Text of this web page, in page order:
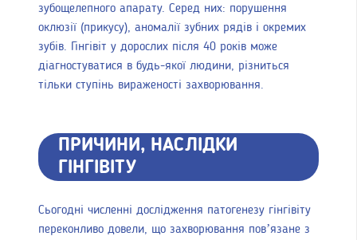
зубощелепного апарату. Серед них: порушення
оклюзії (прикусу), аномалії зубних рядів і окремих
зубів. Гінгівіт у дорослих після 40 років може
діагностуватися в будь-якої людини, різниться
тільки ступінь вираженості захворювання.
ПРИЧИНИ, НАСЛІДКИ
ГІНГІВІТУ
Сьогодні численні дослідження патогенезу гінгівіту
переконливо довели, що захворювання пов’язане з